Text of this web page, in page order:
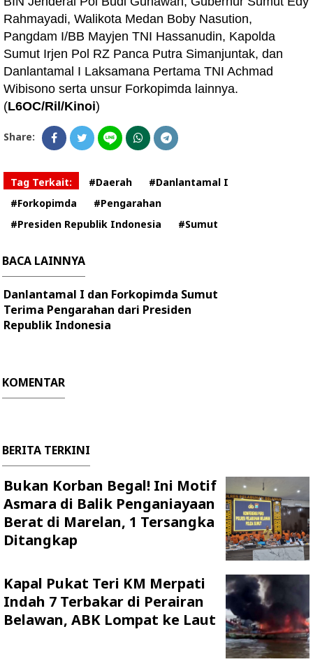
Rahmayadi, Walikota Medan Boby Nasution,
Pangdam I/BB Mayjen TNI Hassanudin, Kapolda
Sumut Irjen Pol RZ Panca Putra Simanjuntak, dan
Danlantamal I Laksamana Pertama TNI Achmad
Wibisono serta unsur Forkopimda lainnya.
(L6OC/Ril/Kinoi)
Share:
Tag Terkait: #Daerah
#Danlantamal I
#Forkopimda
#Pengarahan
#Presiden Republik Indonesia
#Sumut
BACA LAINNYA
Danlantamal I dan Forkopimda Sumut
Terima Pengarahan dari Presiden
Republik Indonesia
KOMENTAR
BERITA TERKINI
Bukan Korban Begal! Ini Motif
Asmara di Balik Penganiayaan
Berat di Marelan, 1 Tersangka
Ditangkap
Kapal Pukat Teri KM Merpati
Indah 7 Terbakar di Perairan
Belawan, ABK Lompat ke Laut